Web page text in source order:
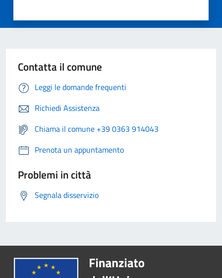
Contatta il comune
Leggi le domande frequenti
Richiedi Assistenza
Chiama il comune +39 0363 914043
Prenota un appuntamento
Problemi in città
Segnala disservizio